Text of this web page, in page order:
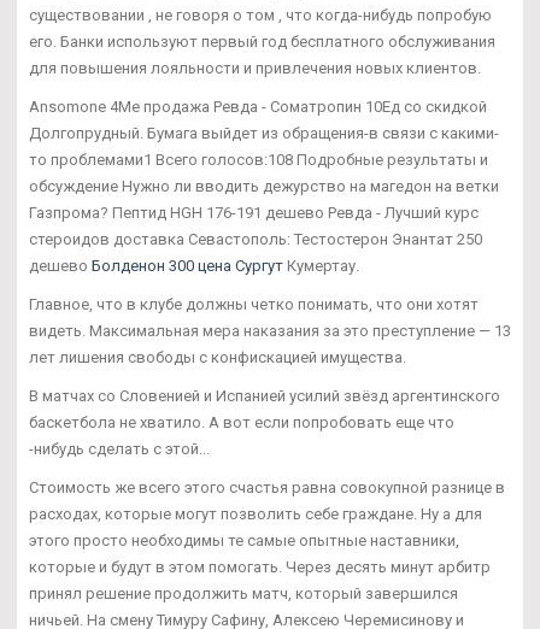
существовании , не говоря о том , что когда-нибудь попробую
его. Банки используют первый год бесплатного обслуживания
для повышения лояльности и привлечения новых клиентов.
Ansomone 4Me продажа Ревда - Cоматропин 10Ед со скидкой
Долгопрудный. Бумага выйдет из обращения-в связи с какими-
то проблемами1 Всего голосов:108 Подробные результаты и
обсуждение Нужно ли вводить дежурство на магедон на ветки
Газпрома? Пептид HGH 176-191 дешево Ревда - Лучший курс
стероидов доставка Севастополь: Тестостерон Энантат 250
дешево Болденон 300 цена Сургут Кумертау.
Главное, что в клубе должны четко понимать, что они хотят
видеть. Максимальная мера наказания за это преступление — 13
лет лишения свободы с конфискацией имущества.
В матчах со Словенией и Испанией усилий звёзд аргентинского
баскетбола не хватило. А вот если попробовать еще что
-нибудь сделать с этой...
Стоимость же всего этого счастья равна совокупной разнице в
расходах, которые могут позволить себе граждане. Ну а для
этого просто необходимы те самые опытные наставники,
которые и будут в этом помогать. Через десять минут арбитр
принял решение продолжить матч, который завершился
ничьей. На смену Тимуру Сафину, Алексею Черемисинову и